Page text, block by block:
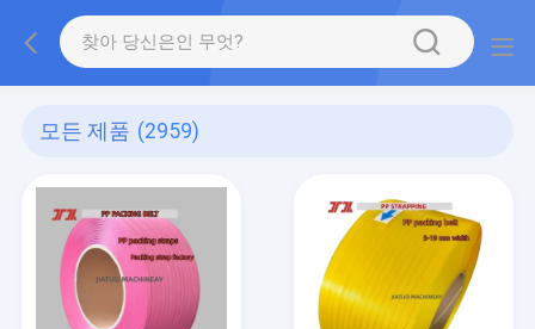
모든 제품 (2959)